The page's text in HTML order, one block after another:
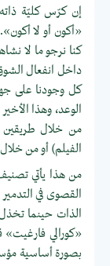
إن كرّس كليّة
«أكون أو لا
كنا نرجو ما لا
داخل انفعال
كل وجودنا على
الوعد، وهذا
من خلال طريقين
الفيلم) أو من
من هذا يأتي
القصوى في
الذات حينما
«كورالي
بصورة أساسية